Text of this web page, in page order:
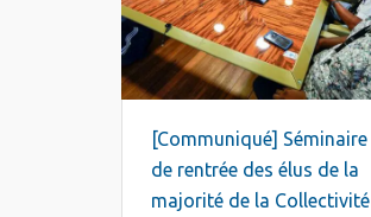
[Communiqué] Séminaire
de rentrée des élus de la
majorité de la Collectivité